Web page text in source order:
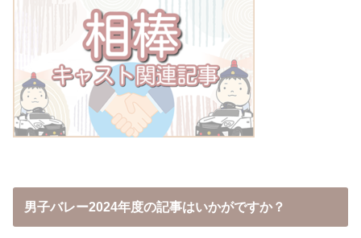
男子バレー2024年度の記事はいかがですか？